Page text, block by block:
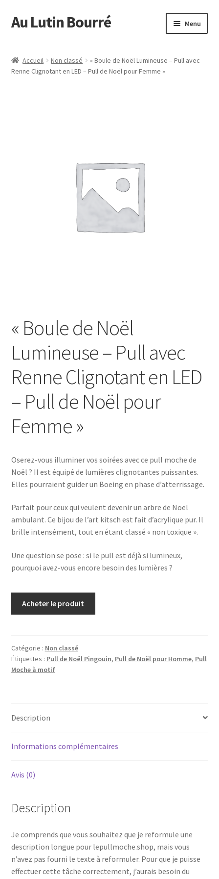
Aller
à
navigation
Aller
au
Au Lutin Bourré Menu
Boutique
Accueil Non classé
« Boule de Noël Lumineuse – Pull avec
Renne Clignotant en LED – Pull de Noël pour Femme »
« Boule de Noël
Lumineuse – Pull avec
Renne Clignotant en LED
– Pull de Noël pour
Femme »
Oserez-vous illuminer vos soirées avec ce pull moche de
Noël ? Il est équipé de lumières clignotantes puissantes.
Elles pourraient guider un Boeing en phase d’atterrissage.
Parfait pour ceux qui veulent devenir un arbre de Noël
ambulant. Ce bijou de l’art kitsch est fait d’acrylique pur. Il
brille intensément, tout en étant classé « non toxique ».
Une question se pose : si le pull est déjà si lumineux,
pourquoi avez-vous encore besoin des lumières ?
Acheter le produit
Catégorie : Non classé
Étiquettes : Pull de Noël Pingouin, Pull de Noël pour Homme, Pull
Moche à motif
Description
Informations complémentaires
Avis (0)
Description
Je comprends que vous souhaitez que je reformule une
description longue pour lepullmoche.shop, mais vous
n’avez pas fourni le texte à reformuler. Pour que je puisse
effectuer cette tâche correctement, j’aurais besoin du